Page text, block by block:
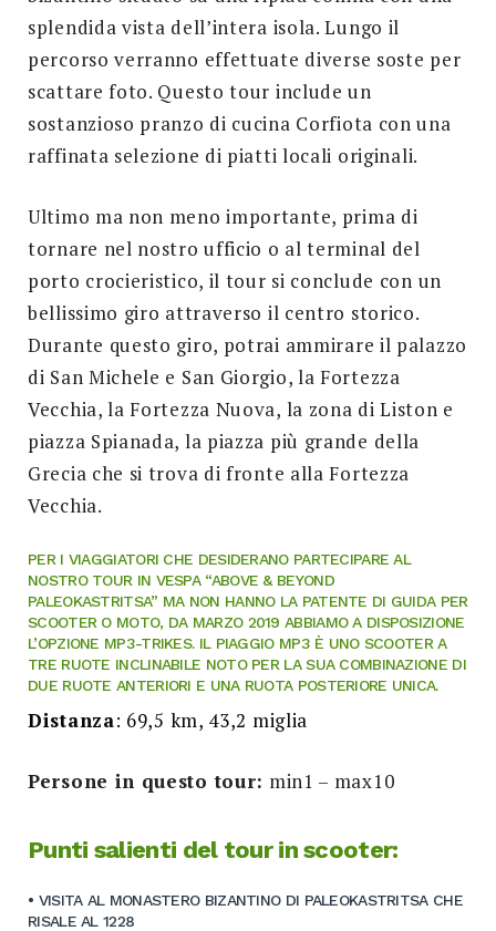
splendida vista dell’intera isola. Lungo il
percorso verranno effettuate diverse soste per
scattare foto. Questo tour include un
sostanzioso pranzo di cucina Corfiota con una
raffinata selezione di piatti locali originali.
Ultimo ma non meno importante, prima di
tornare nel nostro ufficio o al terminal del
porto crocieristico, il tour si conclude con un
bellissimo giro attraverso il centro storico.
Durante questo giro, potrai ammirare il palazzo
di San Michele e San Giorgio, la Fortezza
Vecchia, la Fortezza Nuova, la zona di Liston e
piazza Spianada, la piazza più grande della
Grecia che si trova di fronte alla Fortezza
Vecchia.
PER I VIAGGIATORI CHE DESIDERANO PARTECIPARE AL
NOSTRO TOUR IN VESPA “ABOVE & BEYOND
PALEOKASTRITSA” MA NON HANNO LA PATENTE DI GUIDA PER
SCOOTER O MOTO, DA MARZO 2019 ABBIAMO A DISPOSIZIONE
L’OPZIONE MP3-TRIKES. IL PIAGGIO MP3 È UNO SCOOTER A
TRE RUOTE INCLINABILE NOTO PER LA SUA COMBINAZIONE DI
DUE RUOTE ANTERIORI E UNA RUOTA POSTERIORE UNICA.
Distanza: 69,5 km, 43,2 miglia
Persone in questo tour: min1 – max10
Punti salienti del tour in scooter:
• VISITA AL MONASTERO BIZANTINO DI PALEOKASTRITSA CHE
RISALE AL 1228